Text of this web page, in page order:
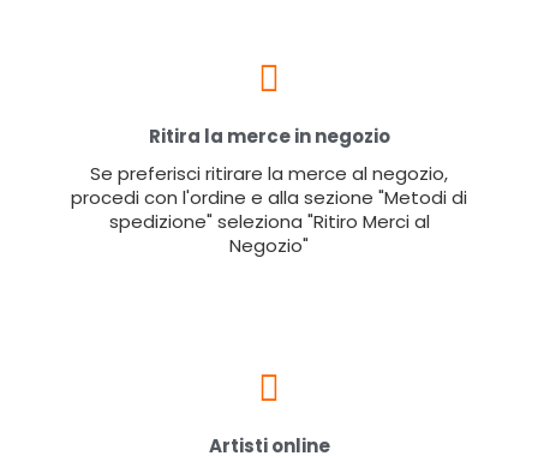
Ritira la merce in negozio
Se preferisci ritirare la merce al negozio,
procedi con l'ordine e alla sezione "Metodi di
spedizione" seleziona "Ritiro Merci al
Negozio"
Artisti online